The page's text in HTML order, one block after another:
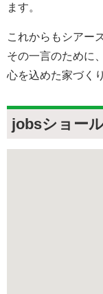
ます。
これからもシアー
その一言のために
心を込めた家づく
jobsショー